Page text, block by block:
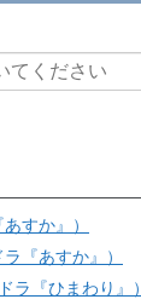
すか』）
『あすか』）
ラ『ひまわり』）